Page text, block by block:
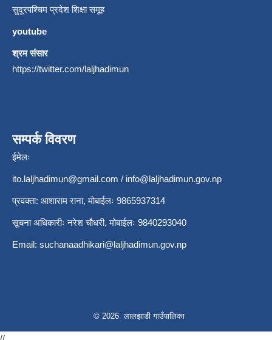
सुदूरपश्चिम प्रदेश शिक्षा समूह
youtube
श्रम संसार
https://twitter.com/laljhadimun
सम्पर्क विवरण
ईमेलः
ito.laljhadimun@gmail.com / info@laljhadimun.gov.np
प्रवक्ता: आशाराम राना, मोबाईलः 9865937314
सूचना अधिकारीः नरेश चौधरी, मोबाईलः 9840293040
Email: suchanaadhikari@laljhadimun.gov.np
© 2026 लालझाडी गाउँपालिका
//